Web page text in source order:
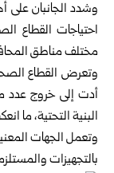
وشدد الجانبان على
احتياجات القطاع
مختلف مناطق
وتعرض القطاع
أدت إلى خروج عدد
البنية التحتية، ما
وتعمل الجهات
بالتجهيزات